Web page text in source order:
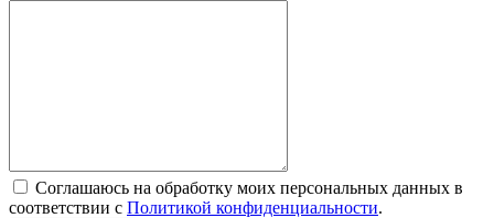
Соглашаюсь на обработку моих персональных данных в
соответствии с Политикой конфиденциальности.